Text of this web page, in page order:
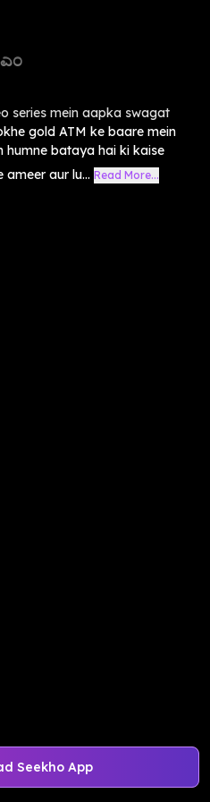
Seekho App
series mein aapka swagat
gold ATM ke baare mein
humne bataya hai ki kaise
aur lu... Read More...